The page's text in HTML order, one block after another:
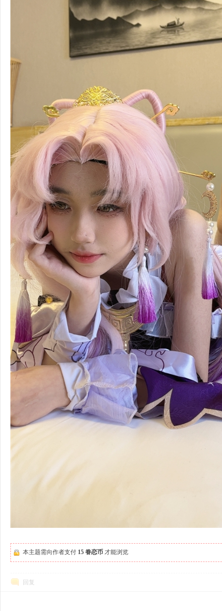
本主题需向作者支付 15 眷恋币 才能浏览
回复